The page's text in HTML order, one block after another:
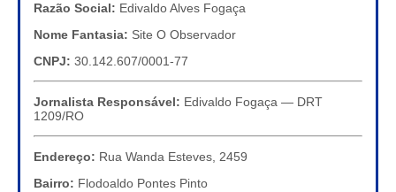
Razão Social: Edivaldo Alves Fogaça
Nome Fantasia: Site O Observador
CNPJ: 30.142.607/0001-77
Jornalista Responsável: Edivaldo Fogaça — DRT
1209/RO
Endereço: Rua Wanda Esteves, 2459
Bairro: Flodoaldo Pontes Pinto